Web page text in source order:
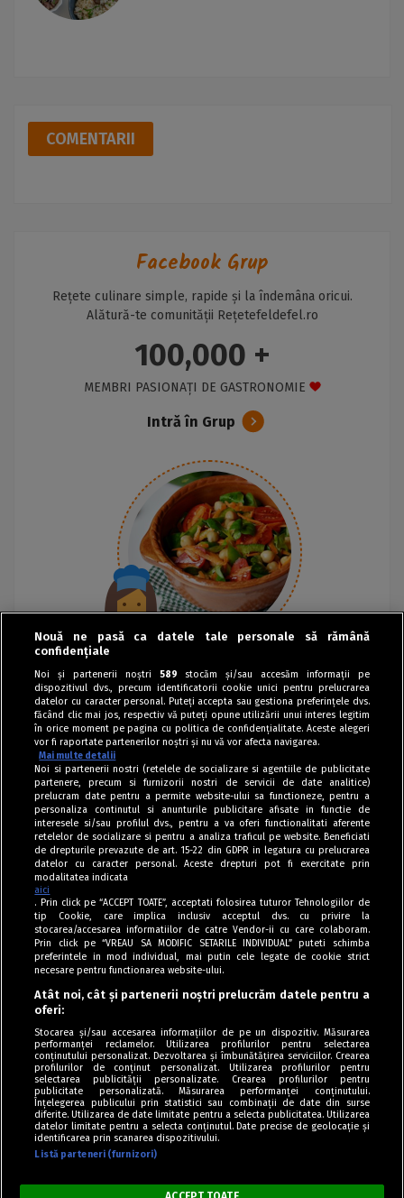
COMENTARII
Facebook Grup
Rețete culinare simple, rapide și la îndemâna oricui.
Alătură-te comunității Rețetefeldefel.ro
100,000 +
MEMBRI PASIONAȚI DE GASTRONOMIE
Intră în Grup
Tag index
Program Antena 1
Politica de cookies
Politica de confidențialitate
Termeni și condiții
drepturile rezervate.
Nouă ne pasă ca datele tale personale să rămână
confidențiale
Noi și partenerii noștri 589 stocăm și/sau accesăm informații pe
dispozitivul dvs., precum identificatorii cookie unici pentru prelucrarea
datelor cu caracter personal. Puteți accepta sau gestiona preferințele dvs.
făcând clic mai jos, respectiv vă puteți opune utilizării unui interes legitim
în orice moment pe pagina cu politica de confidențialitate. Aceste alegeri
vor fi raportate partenerilor noștri și nu vă vor afecta navigarea.
Mai multe detalii
Noi si partenerii nostri (retelele de socializare si agentiile de publicitate
partenere, precum si furnizorii nostri de servicii de date analitice)
prelucram date pentru a permite website-ului sa functioneze, pentru a
personaliza continutul si anunturile publicitare afisate in functie de
interesele si/sau profilul dvs., pentru a va oferi functionalitati aferente
retelelor de socializare si pentru a analiza traficul pe website. Beneficiati
de drepturile prevazute de art. 15-22 din GDPR in legatura cu prelucrarea
datelor cu caracter personal. Aceste drepturi pot fi exercitate prin
modalitatea indicata
aici
. Prin click pe “ACCEPT TOATE”, acceptati folosirea tuturor Tehnologiilor de
tip Cookie, care implica inclusiv acceptul dvs. cu privire la
stocarea/accesarea informatiilor de catre Vendor-ii cu care colaboram.
Prin click pe “VREAU SA MODIFIC SETARILE INDIVIDUAL” puteti schimba
preferintele in mod individual, mai putin cele legate de cookie strict
necesare pentru functionarea website-ului.
Atât noi, cât și partenerii noștri prelucrăm datele pentru a
oferi:
Stocarea și/sau accesarea informațiilor de pe un dispozitiv. Măsurarea
performanței reclamelor. Utilizarea profilurilor pentru selectarea
conținutului personalizat. Dezvoltarea și îmbunătățirea serviciilor. Crearea
profilurilor de conținut personalizat. Utilizarea profilurilor pentru
selectarea publicității personalizate. Crearea profilurilor pentru
publicitate personalizată. Măsurarea performanței conținutului.
Înțelegerea publicului prin statistici sau combinații de date din surse
diferite. Utilizarea de date limitate pentru a selecta publicitatea. Utilizarea
datelor limitate pentru a selecta conținutul. Date precise de geolocație și
identificarea prin scanarea dispozitivului.
Listă parteneri (furnizori)